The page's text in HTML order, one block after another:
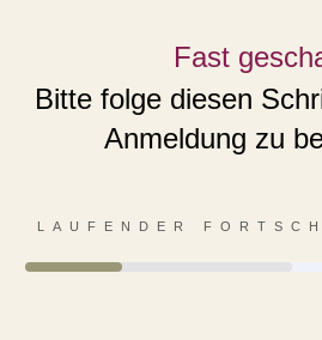
Fast
Bitte folge diesen
Anmeldung zu
LAUFENDER